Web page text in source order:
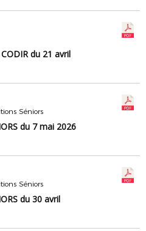
du 21 avril
Séniors
du 7 mai 2026
Séniors
du 30 avril